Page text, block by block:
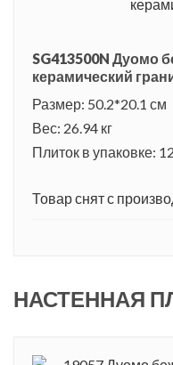
SG413500N Дуомо
керамический
Размер: 50.2*20.1 см
Вес: 26.94 кг
Плиток в упаковке:
Товар снят с
НАСТЕННАЯ